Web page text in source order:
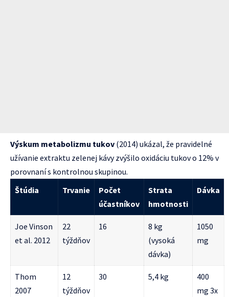
Výskum metabolizmu tukov (2014) ukázal, že pravidelné
užívanie extraktu zelenej kávy zvýšilo oxidáciu tukov o 12% v
porovnaní s kontrolnou skupinou.
Štúdia
Trvanie
Počet
účastníkov
Strata
hmotnosti
Dávka
Joe Vinson
et al. 2012
22
týždňov
16
8 kg
(vysoká
dávka)
1050
mg
Thom
2007
12
týždňov
30 5,4 kg
400
mg 3x